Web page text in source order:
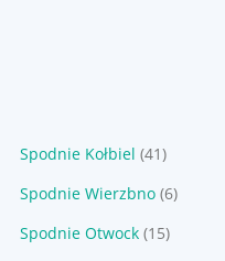
Spodnie Kołbiel (41)
Spodnie Wierzbno (6)
Spodnie Otwock (15)